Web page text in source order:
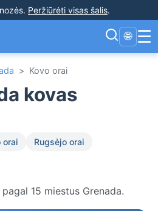
. Peržiūrėti visas šalis.
🌐 ☰
> Kovo orai
kovas
orai
Rugsėjo orai
15 miestus Grenada.